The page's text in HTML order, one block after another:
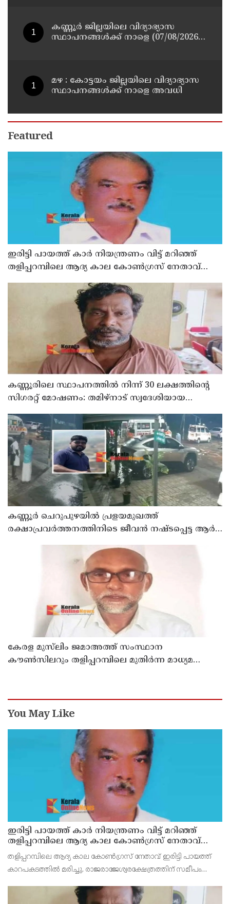
കണ്ണൂർ ജില്ലയിലെ വിദ്യാഭ്യാസ
സ്ഥാപനങ്ങള്‍ക്ക് നാളെ (07/08/2026),
മഴ : കോട്ടയം ജില്ലയിലെ വിദ്യാഭ്യാസ
സ്ഥാപനങ്ങൾക്ക് നാളെ അവധി
Featured
ഇരിട്ടി പായത്ത് കാർ നിയന്ത്രണം വിട്ട് മറിഞ്ഞ്
തളിപ്പറമ്പിലെ ആദ്യ കാല കോണ്‍ഗ്രസ് നേതാവ്
കണ്ണൂരിലെ സ്ഥാപനത്തിൽ നിന്ന് 30 ലക്ഷത്തിന്റെ
സിഗരറ്റ് മോഷണം: തമിഴ്‌നാട് സ്വദേശിയായ
കണ്ണൂർ ചെറുപുഴയിൽ പ്രളയമുഖത്ത്
രക്ഷാപ്രവർത്തനത്തിനിടെ ജീവൻ നഷ്ടപ്പെട്ട ആർ.
കാണിച്ചതായി ആരോപണം
കേരള മുസ്‌ലിം ജമാഅത്ത് സംസ്ഥാന
കൗൺസിലറും തളിപ്പറമ്പിലെ മുതിർന്ന മാധ്യമ
You May Like
ഇരിട്ടി പായത്ത് കാർ നിയന്ത്രണം വിട്ട് മറിഞ്ഞ്
തളിപ്പറമ്പിലെ ആദ്യ കാല കോണ്‍ഗ്രസ് നേതാവ്
മരിച്ചു
തളിപ്പറമ്പിലെ ആദ്യ കാല കോണ്‍ഗ്രസ് നേതാവ് ഇരിട്ടി പായത്ത്
കാറപകടത്തില്‍ മരിച്ചു. രാജരാജേശ്വരക്ഷേത്രത്തിന് സമീപം